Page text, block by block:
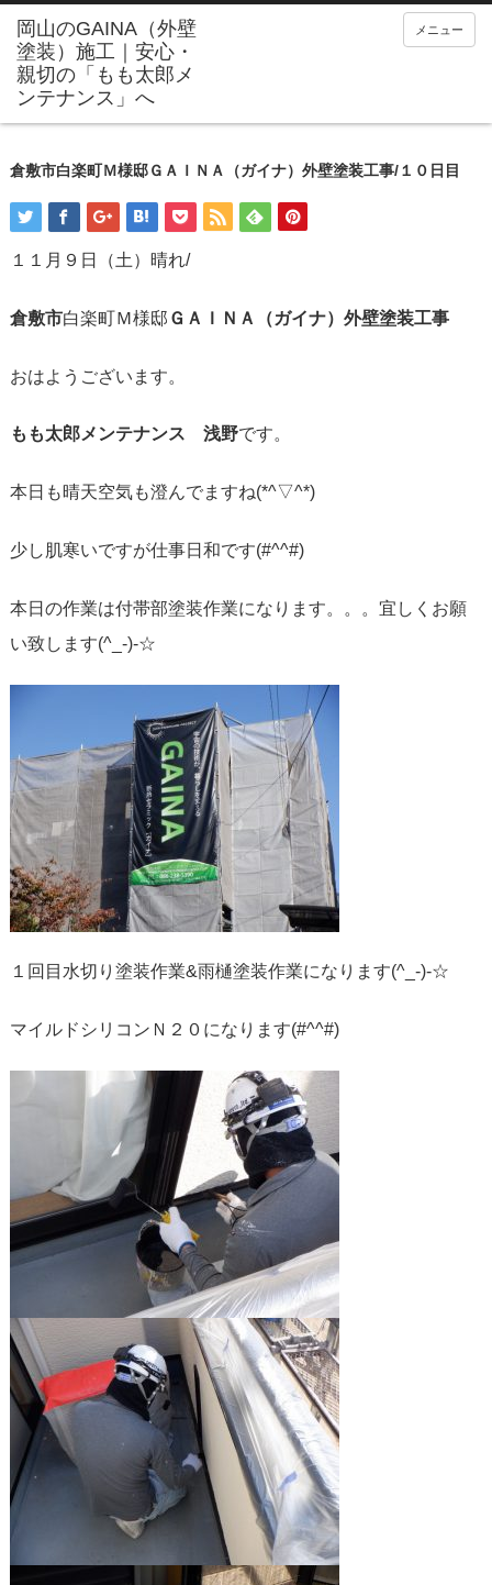
メニュー
倉敷市白楽町Ｍ様邸ＧＡＩＮＡ（ガイナ）外壁塗装工事/１０日目
１１月９日（土）晴れ/
倉敷市白楽町Ｍ様邸 ＧＡＩＮＡ（ガイナ）外壁塗装工事
おはようございます。
もも太郎メンテナンス 浅野です。
本日も晴天空気も澄んでますね(*^▽^*)
少し肌寒いですが仕事日和です(#^^#)
本日の作業は付帯部塗装作業になります。。。宜しくお願
い致します(^_-)-☆
１回目水切り塗装作業&雨樋塗装作業になります(^_-)-☆
マイルドシリコンＮ２０になります(#^^#)